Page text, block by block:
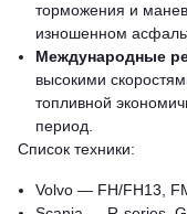
торможения и
изношенном
Международные
высокими
топливной
период.
Список техники:
Volvo — FH/FH13,